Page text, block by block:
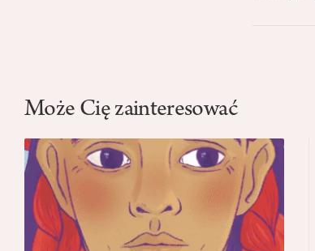
Może Cię zainteresować